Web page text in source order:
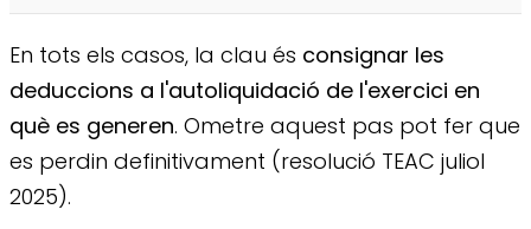
En tots els casos, la clau és consignar les
deduccions a l'autoliquidació de l'exercici en
què es generen. Ometre aquest pas pot fer que
es perdin definitivament (resolució TEAC juliol
2025).